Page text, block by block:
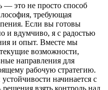
— это не просто способ
требующая
Если вы готовы
и вдумчиво, я с радостью
и опыт. Вместе мы
возможности,
направления для
рабочую стратегию.
начинается с
взять контроль над